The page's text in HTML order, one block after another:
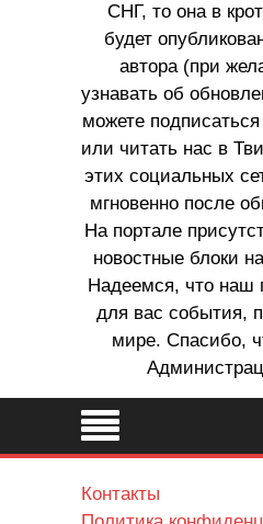
СНГ, то она в
будет
автора (при
узнавать об
можете
или читать нас в
этих социальных
мгновенно после
На портале
новостные блоки
Надеемся, что наш
для вас события,
мире. Спасибо,
Контакты